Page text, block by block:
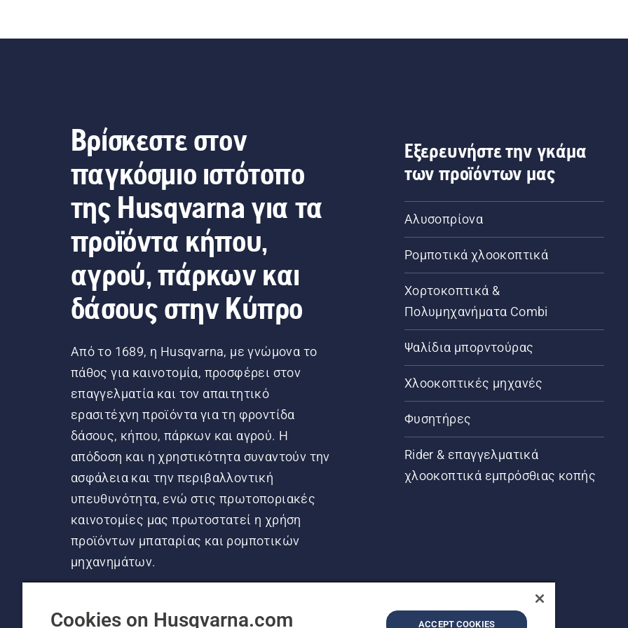
Βρίσκεστε στον
παγκόσμιο ιστότοπο
της Husqvarna για τα
προϊόντα κήπου,
αγρού, πάρκων και
δάσους στην Κύπρο
Από το 1689, η Husqvarna, με γνώμονα το
πάθος για καινοτομία, προσφέρει στον
επαγγελματία και τον απαιτητικό
ερασιτέχνη προϊόντα για τη φροντίδα
δάσους, κήπου, πάρκων και αγρού. Η
απόδοση και η χρηστικότητα συναντούν την
ασφάλεια και την περιβαλλοντική
υπευθυνότητα, ενώ στις πρωτοποριακές
καινοτομίες μας πρωτοστατεί η χρήση
προϊόντων μπαταρίας και ρομποτικών
μηχανημάτων.
Εξερευνήστε την γκάμα
των προϊόντων μας
Αλυσοπρίονα
Ρομποτικά χλοοκοπτικά
Χορτοκοπτικά &
Πολυμηχανήματα Combi
Ψαλίδια μπορντούρας
Χλοοκοπτικές μηχανές
Φυσητήρες
Rider & επαγγελματικά
χλοοκοπτικά εμπρόσθιας κοπής
Cookies on Husqvarna.com ACCEPT COOKIES